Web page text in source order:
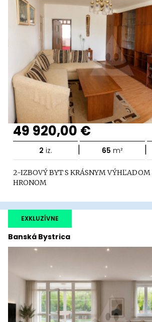
49 920,00 €
2 iz. | 65 m² |
2-IZBOVÝ BYT S KRÁSNYM VÝHĽADOM
HRONOM
Banská Bystrica
EXKLUZÍVNE